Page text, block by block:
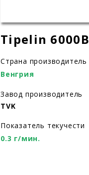
Tipelin 6000B
Страна производитель
Венгрия
Завод производитель
TVK
Показатель текучести
0.3 г/мин.